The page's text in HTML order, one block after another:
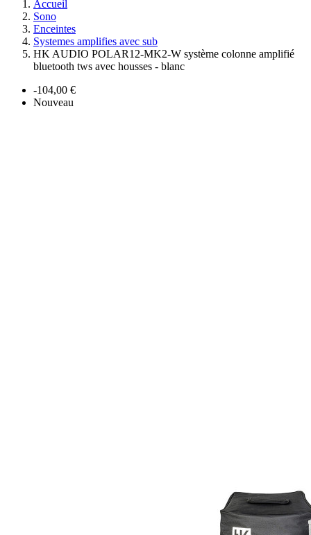
Accueil
Sono
Enceintes
Systemes amplifies avec sub
HK AUDIO POLAR12-MK2-W système colonne amplifié
bluetooth tws avec housses - blanc
-104,00 €
Nouveau